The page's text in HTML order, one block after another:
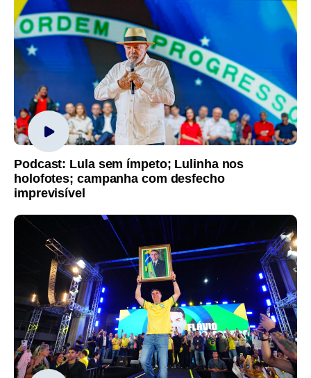
Podcast: Lula sem ímpeto; Lulinha nos
holofotes; campanha com desfecho
imprevisível